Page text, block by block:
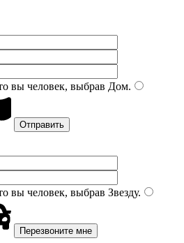
вы человек, выбрав Дом.
вы человек, выбрав Звезду.